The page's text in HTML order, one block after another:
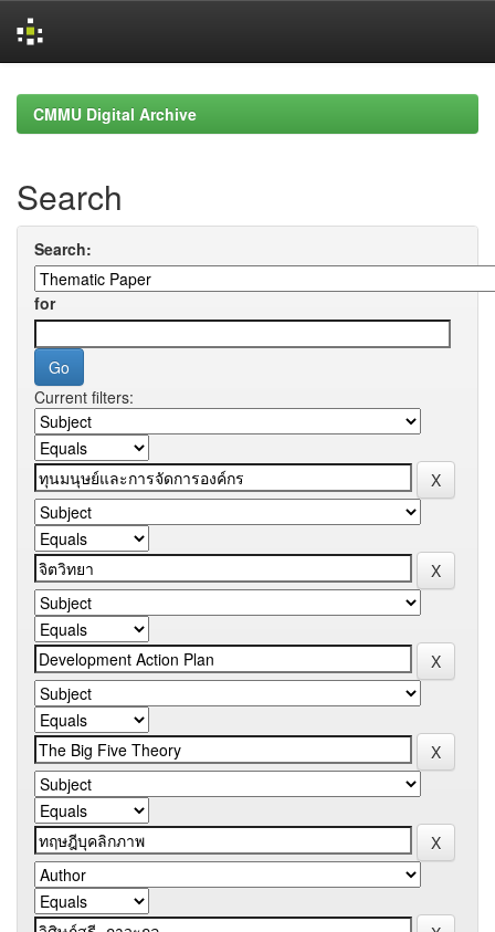
navigationCMMU Digital Archive
Search
Search:
for
Current filters: